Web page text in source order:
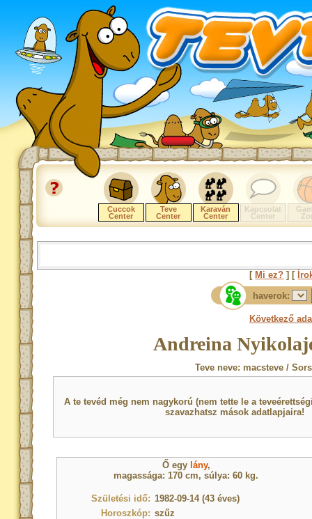
Cuccok
Center
Teve
Center
Karaván
Center
Kapcsolat
Center
[ Mi ez? ] [
haverok:
Következő
Andreina
Teve neve: macsteve /
A te tevéd még nem nagykorú (nem tette le a
szavazhatsz mások adatlapjaira!
Ő egy lány,
magassága: 170 cm, súlya: 60 kg.
Születési idő: 1982-09-14 (43 éves)
Horoszkóp: szűz